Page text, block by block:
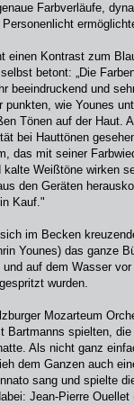
Farbverläufe,
einen Kontrast zum
betont: „Die
beeindruckend und
punkten, wie Younes
Tönen auf der Haut.
bei Hauttönen
das mit seiner
Weißtöne wirken
den Geräten
Kauf."
im Becken
Younes) das ganze
auf dem Wasser
wurden.
Mozarteum
Bartmanns spielten,
Als nicht ganz
dem Ganzen auch
sang und spielte
Jean-Pierre